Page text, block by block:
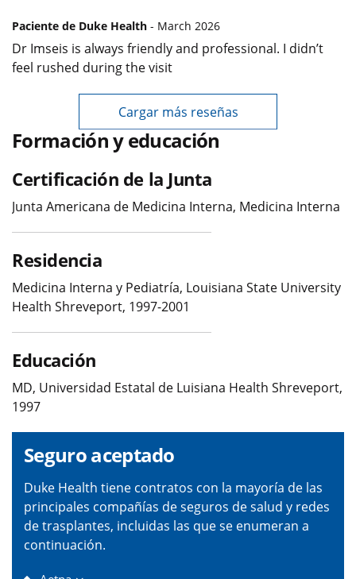
Paciente de Duke Health - March 2026
Dr Imseis is always friendly and professional. I didn’t
feel rushed during the visit
Cargar más reseñas
Formación y educación
Certificación de la Junta
Junta Americana de Medicina Interna, Medicina Interna
Residencia
Medicina Interna y Pediatría, Louisiana State University
Health Shreveport, 1997-2001
Educación
MD, Universidad Estatal de Luisiana Health Shreveport,
1997
Seguro aceptado
Duke Health tiene contratos con la mayoría de las
principales compañías de seguros de salud y redes
de trasplantes, incluidas las que se enumeran a
continuación.